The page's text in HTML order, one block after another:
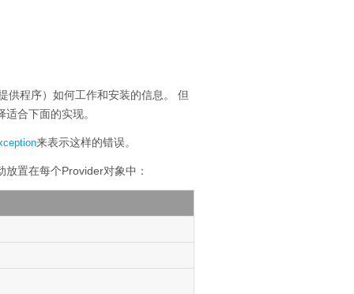
程序）如何工作和安装的信息。
但
合下面的实现。
来表示这样的错误。
放置在每个Provider对象中：